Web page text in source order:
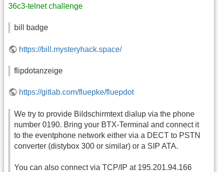
36c3-telnet challenge
bill badge
https://bill.mysteryhack.space/
flipdotanzeige
https://gitlab.com/fluepke/fluepdot
We try to provide Bildschirmtext dialup via the phone
number 0190. Bring your BTX-Terminal and connect it
to the eventphone network either via a DECT to PSTN
converter (distybox 300 or similar) or a SIP ATA.
You can also connect via TCP/IP at 195.201.94.166